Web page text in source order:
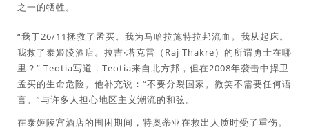
之一的牺牲。
“我于26/11拯救了孟买。我为马哈拉施特拉邦流血。我从起床。
我救了泰姬陵酒店。拉吉·塔克雷（Raj Thakre）的所谓勇士在哪
里？” Teotia写道，Teotia来自北方邦，但在2008年袭击中捍卫
孟买的生命危险。他补充说：“不要分裂国家。微笑不需要任何语
言。”与许多人担心地区主义潮流的和弦。
在泰姬陵宫酒店的围困期间，特奥蒂亚在救出人质时受了重伤。